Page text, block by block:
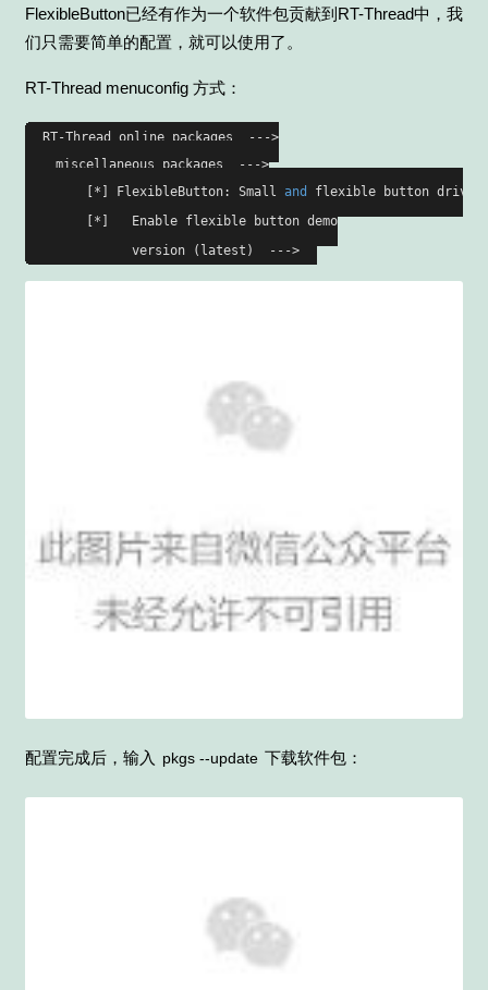
FlexibleButton已经有作为一个软件包贡献到RT-Thread中，我
们只需要简单的配置，就可以使用了。
RT-Thread menuconfig 方式：
RT-Thread online packages  --->
miscellaneous packages  --->
[*] FlexibleButton: Small and
flexible button driver
[*]
Enable flexible button demo
version
(latest)
配置完成后，输入 pkgs --update 下载软件包：